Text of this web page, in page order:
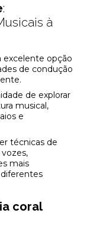
:
à
excelente opção
de condução
de explorar
musical,
e
técnicas de
mais
coral